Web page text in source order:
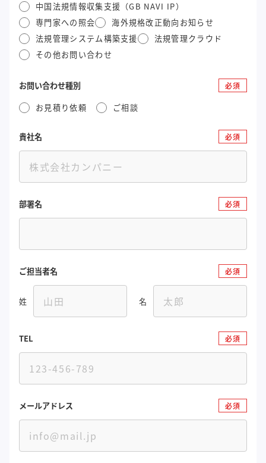
中国法規情報収集支援（GB NAVI IP）
専門家への照会
海外規格改正動向お知らせ
法規管理システム構築支援
法規管理クラウド
その他お問い合わせ
お問い合わせ種別 必須
お見積り依頼 ご相談
貴社名 必須
部署名 必須
ご担当者名 必須
姓 名
TEL 必須
メールアドレス 必須